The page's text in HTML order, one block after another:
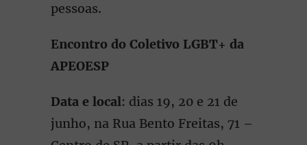
pessoas.
Encontro do Coletivo LGBT+ da
APEOESP
Data e local: dias 19, 20 e 21 de
junho, na Rua Bento Freitas, 71 –